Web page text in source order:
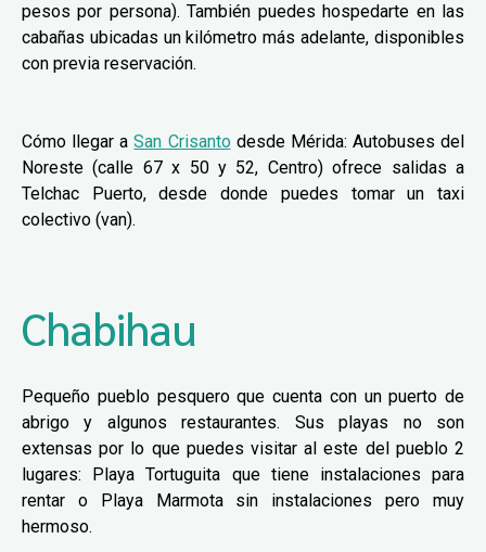
pesos por persona). También puedes hospedarte en las
cabañas ubicadas un kilómetro más adelante, disponibles
con previa reservación.
Cómo llegar aSan Crisantodesde Mérida: Autobuses del
Noreste (calle 67 x 50 y 52, Centro) ofrece salidas a
Telchac Puerto, desde donde puedes tomar un taxi
colectivo (van).
Chabihau
Pequeño pueblo pesquero que cuenta con un puerto de
abrigo y algunos restaurantes. Sus playas no son
extensas por lo que puedes visitar al este del pueblo 2
lugares: Playa Tortuguita que tiene instalaciones para
rentar o Playa Marmota sin instalaciones pero muy
hermoso.